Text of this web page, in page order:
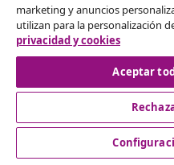
Solicita la cancelación de
Desistir
Servicio al Cliente
marketing y anuncios
utilizan para la personalización
privacidad y cookies
Aceptar